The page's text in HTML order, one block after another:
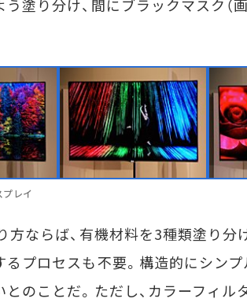
塗り分け、間にブラックマスク（
プレイ
ならば、有機材料を3種類塗り分
プロセスも不要。構造的にシン
とのことだ。ただし、カラーフィル